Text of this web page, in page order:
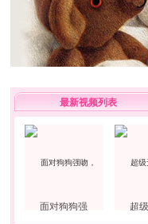
最新视频列表
面对狗狗强 超